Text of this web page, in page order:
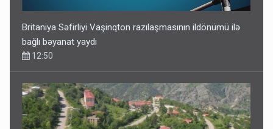
Britaniya Səfirliyi Vaşinqton razılaşmasının ildönümü ilə
bağlı bəyanat yaydı
12:50